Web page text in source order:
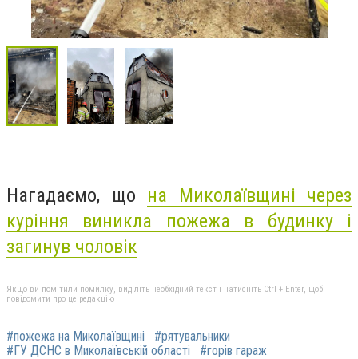
Нагадаємо, що на Миколаївщині через
куріння виникла пожежа в будинку і
загинув чоловік
Якщо ви помітили помилку, виділіть необхідний текст і натисніть Ctrl + Enter, щоб
повідомити про це редакцію
#пожежа на Миколаївщині
#рятувальники
#ГУ ДСНС в Миколаївській області
#горів гараж